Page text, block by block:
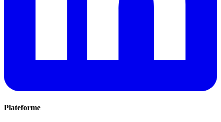
Plateforme